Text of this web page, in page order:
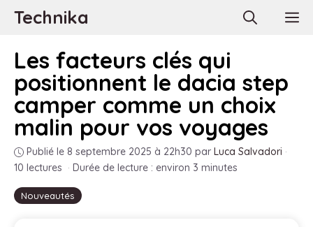
AllerTechnika
Nouveautés
Les facteurs clés qui
positionnent le dacia step
camper comme un choix
malin pour vos voyages
Publié le 8 septembre 2025 à 22h30 par Luca Salvadori ·
10 lectures · Durée de lecture : environ 3 minutes